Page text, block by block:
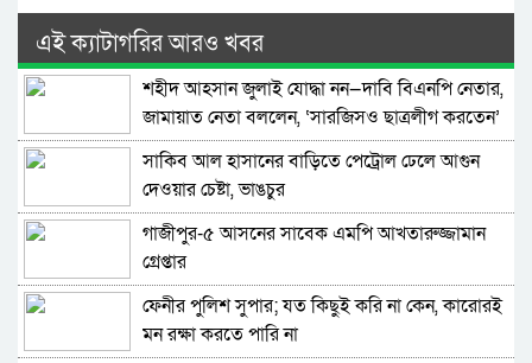
এই ক্যাটাগরির আরও খবর
শহীদ আহসান জুলাই যোদ্ধা নন—দাবি বিএনপি নেতার,
জামায়াত নেতা বললেন, ‘সারজিসও ছাত্রলীগ করতেন’
সাকিব আল হাসানের বাড়িতে পেট্রোল ঢেলে আগুন
দেওয়ার চেষ্টা, ভাঙচুর
গাজীপুর-৫ আসনের সাবেক এমপি আখতারুজ্জামান
গ্রেপ্তার
ফেনীর পুলিশ সুপার; যত কিছুই করি না কেন, কারোরই
মন রক্ষা করতে পারি না